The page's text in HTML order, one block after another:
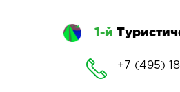
1-й
+7 (495)